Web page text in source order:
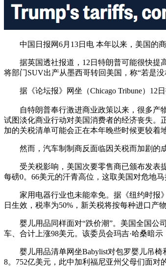
中国日报网6月13日电 本年以来，美国的商
据英国透社报道，12日特朗普可能很快提高
将部门SUV出产从墨西哥转回美国，称“若是没
据《论坛报》网坐（Chicago Tribune）12日
自特朗普奉行激进商业政策以来，很多产物
试图淡化商业行动对美国消费者的经济丧失。
加的关税清单可能会正在本年晚些时候更较着
然而，汽车制制商反面临因关税而加剧的成
受关税影响，美国次要零售商已颁布发表提
每磅0。66美元的汗青高位，这取美国对危地
家用电器行业也未能幸免。据《纽约时报》
日生效，税率为50%，新关税将按每种进口产
婴儿用品同样面对“跌价潮”。美国全国公司
车、合计上涨98美元。该委员会玛吉·哈桑暗
婴儿用品清单网坐Babylist对包罗婴儿吊椅
8。752亿美元，此中加利福尼亚州父母们面对